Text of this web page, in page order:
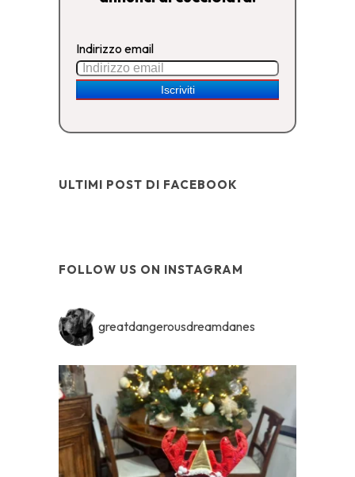
Indirizzo email
ULTIMI POST DI FACEBOOK
FOLLOW US ON INSTAGRAM
greatdangerousdreamdanes